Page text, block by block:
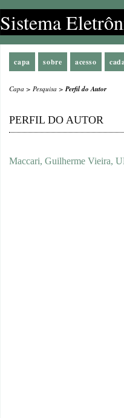
Sistema
capa sobre acesso
Capa > Pesquisa >Perfil do Autor
PERFIL DO AUTOR
Maccari, Guilherme Vieira,